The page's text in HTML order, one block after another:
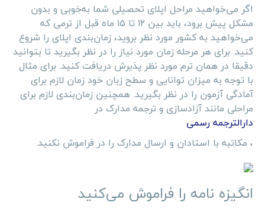
اگر می‌خواهید مراحل اپلای تحصیلی شما به‌خوبی و بدون
مشکل پیش برود، باید بین ۱۲ تا ۱۵ ماه قبل از ترمی که
می‌خواهید به کشور مورد نظر بروید، زمان‌بندی اپلای را شروع
کنید. برای هر مرحله زمان مورد نیاز را در نظر بگیرید تا بتوانید
دقیقا در همان ترم مورد نظر پذیرش دریافت کنید. برای مثال
با توجه به میزان توانایی و سطح زبان خود زمان لازم برای
آمادگی آزمون را در نظر بگیرید. همچنین زمان‌بندی لازم برای
مراحلی مانند آزادسازی و ترجمه مدارک در
دارالترجمه رسمی
، مکاتبه با استادان و ارسال مدارک را در فراموش نکنید.
انگیزه نامه را فراموش می‌کنید